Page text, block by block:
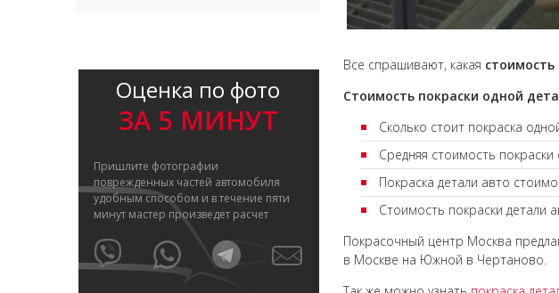
Все спрашивают, какая
Стоимость покраски одной
Сколько стоит покраска
Средняя стоимость
Покраска детали авто
Стоимость покраски детали
Покрасочный центр Москва
в Москве на Южной в Чертаново.
Оценка по фото
ЗА 5 МИНУТ
Пришлите фотографии
поврежденных частей автомобиля
удобным способом и в течение пяти
минут мастер произведет расчет